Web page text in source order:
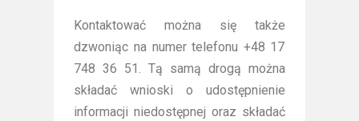
Kontaktować można się także
dzwoniąc na numer telefonu +48 17
748 36 51. Tą samą drogą można
składać wnioski o udostępnienie
informacji niedostępnej oraz składać